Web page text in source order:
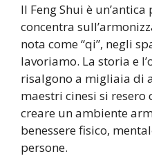
Il Feng Shui è
concentra
nota come “qi”, negli
lavoriamo. La storia e
risalgono a migliaia di
maestri cinesi si resero
creare un ambiente
benessere fisico,
persone.